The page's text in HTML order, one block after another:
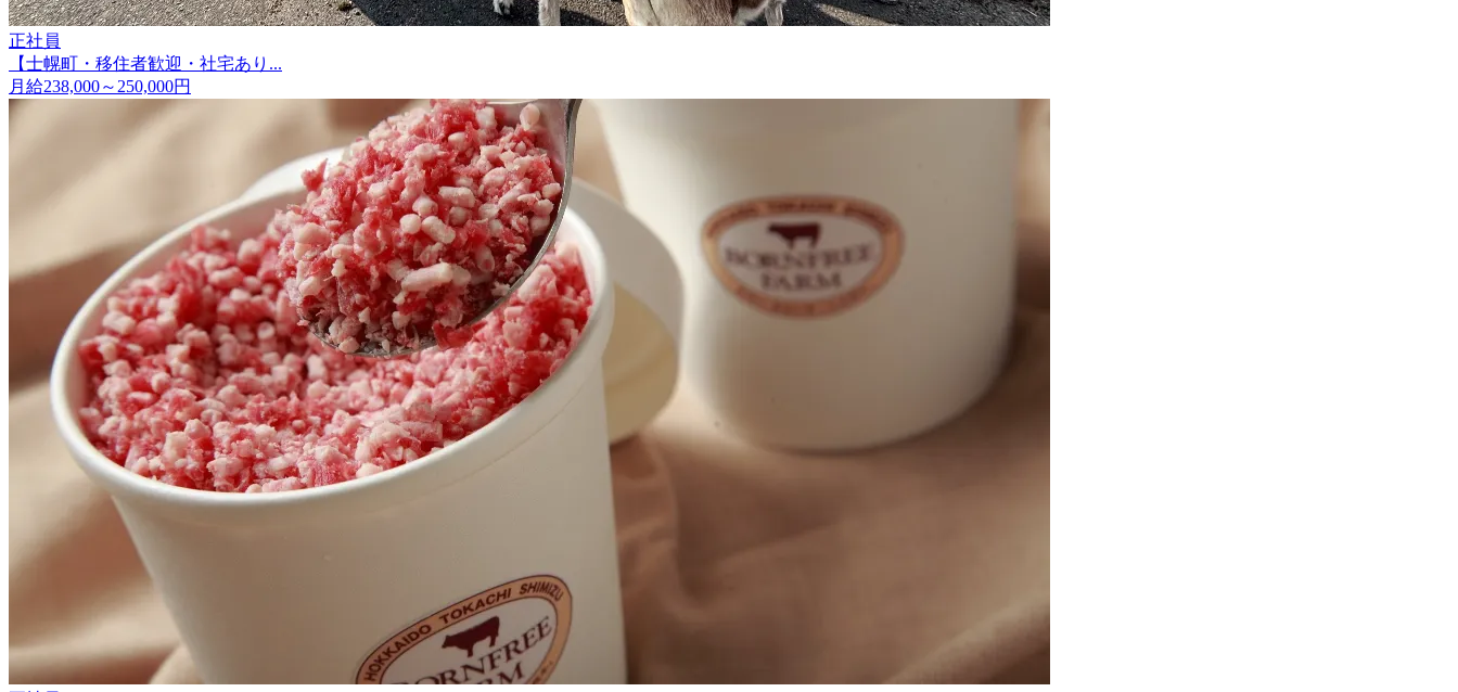
正社員
【士幌町・移住者歓迎・社宅あり...
月給238,000～250,000円